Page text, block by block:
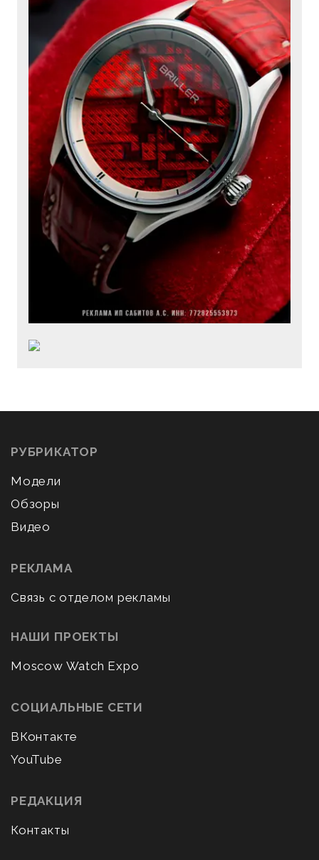
РУБРИКАТОР
Модели
Обзоры
Видео
РЕКЛАМА
Связь с отделом рекламы
НАШИ ПРОЕКТЫ
Moscow Watch Expo
СОЦИАЛЬНЫЕ СЕТИ
ВКонтакте
YouTube
РЕДАКЦИЯ
Контакты